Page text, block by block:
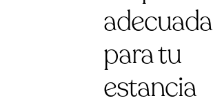
adecuada
para tu
estancia